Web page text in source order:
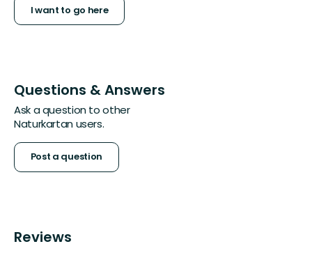
I want to go here
Questions & Answers
Ask a question to other
Naturkartan users.
Post a question
Reviews